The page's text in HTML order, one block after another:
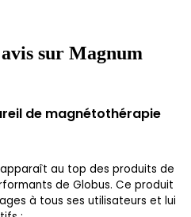
sur Magnum
de magnétothérapie
au top des produits de
de Globus. Ce produit
à tous ses utilisateurs et lui